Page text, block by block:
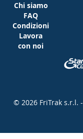
Chi siamo
FAQ
Condizioni
Lavora
con noi
© 2026 FriTrak s.r.l.